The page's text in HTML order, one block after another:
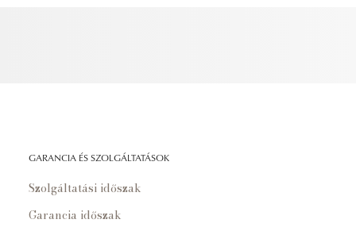
GARANCIA ÉS SZOLGÁLTATÁSOK
Szolgáltatási időszak
Garancia időszak